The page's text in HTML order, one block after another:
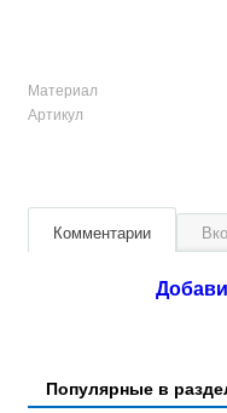
Материал
Артикул
Комментарии
Популярные в